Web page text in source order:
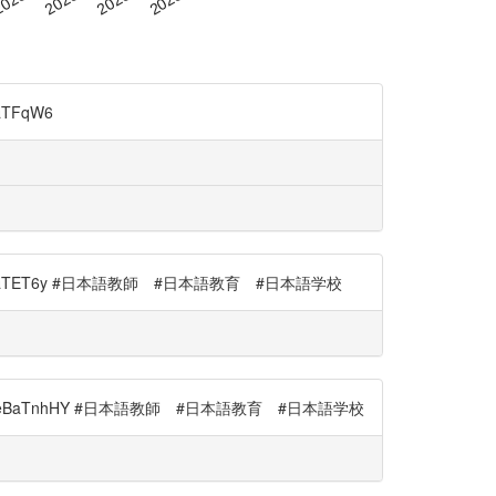
#日本語教師 #日本語教育 #日本語学校
#日本語教師 #日本語教育 #日本語学校